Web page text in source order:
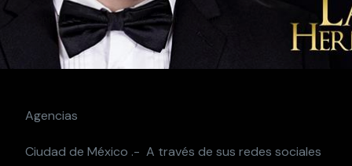
Grupo M 22 Junio, 2016 Noticias-gruperas
Agencias
Ciudad de México .- A través de sus redes sociales